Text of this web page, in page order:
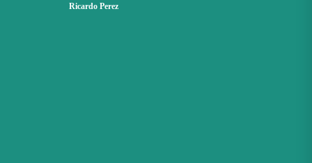
Ricardo Perez